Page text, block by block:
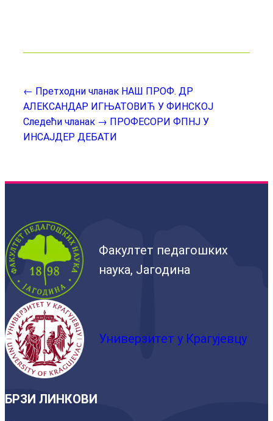
← Претходни чланак НАШ ПРОФ. ДР
АЛЕКСАНДАР ИГЊАТОВИЋ У ФИНСКОЈ
Следећи чланак → ПРОФЕСОРИ ФПНЈ У
ИНСАЈДЕР ДЕБАТИ
Факултет педагошких
наука, Јагодина
Универзитет у Крагујевцу
БРЗИ ЛИНКОВИ